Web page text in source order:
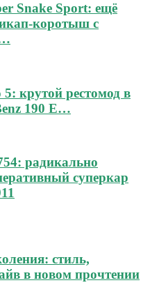
Snake Sport: ещё
коротыш с
крутой рестомод в
190 E…
радикально
суперкар
стиль,
в новом прочтении